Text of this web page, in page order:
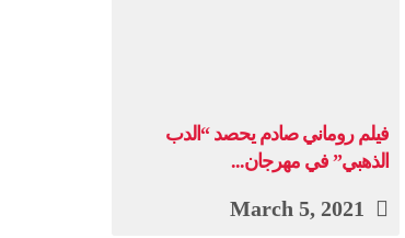
فيلم روماني صادم يحصد “الدب
الذهبي” في مهرجان...